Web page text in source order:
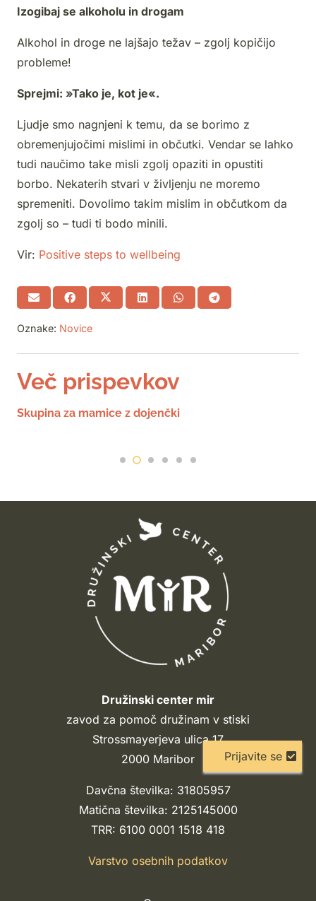
Izogibaj se alkoholu in drogam
Alkohol in droge ne lajšajo težav – zgolj kopičijo
probleme!
Sprejmi: »Tako je, kot je«.
Ljudje smo nagnjeni k temu, da se borimo z
obremenjujočimi mislimi in občutki. Vendar se lahko
tudi naučimo take misli zgolj opaziti in opustiti
borbo. Nekaterih stvari v življenju ne moremo
spremeniti. Dovolimo takim mislim in občutkom da
zgolj so – tudi ti bodo minili.
Vir: Positive steps to wellbeing
Oznake: Novice
Več prispevkov
Skupina za mamice z dojenčki
Družinski center mir
zavod za pomoč družinam v stiski
Strossmayerjeva ulica 17
2000 Maribor
Davčna številka: 31805957
Matična številka: 2125145000
TRR: 6100 0001 1518 418
Varstvo osebnih podatkov
Prijavite se